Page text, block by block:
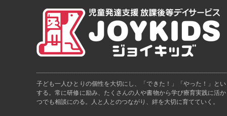
子ども一人ひとりの個性を大切にし、「できた！」「やった！」と
する。常に研修に励み、たくさんの人や書物から学び療育実践に活
つでも相談にのる。人と人とのつながり、絆を大切に育てていく。